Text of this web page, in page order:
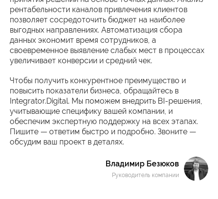
рентабельности каналов привлечения клиентов
позволяет сосредоточить бюджет на наиболее
выгодных направлениях. Автоматизация сбора
данных экономит время сотрудников, а
своевременное выявление слабых мест в процессах
увеличивает конверсии и средний чек.
Чтобы получить конкурентное преимущество и
повысить показатели бизнеса, обращайтесь в
Integrator.Digital. Мы поможем внедрить BI-решения,
учитывающие специфику вашей компании, и
обеспечим экспертную поддержку на всех этапах.
Пишите — ответим быстро и подробно. Звоните —
обсудим ваш проект в деталях.
Владимир Безюков
Руководитель компании